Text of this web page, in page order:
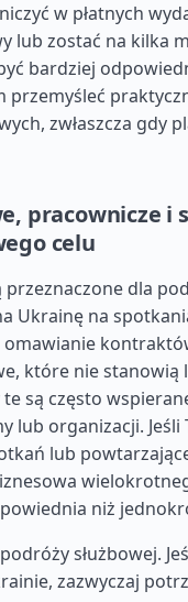
w płatnych
lub zostać na kilka
bardziej
przemyśleć
zwłaszcza gdy
pracownicze i
celu
przeznaczone dla
Ukrainę na
które nie stanowią
są często
lub organizacji. Jeśli
lub
niż
służbowej.
zazwyczaj